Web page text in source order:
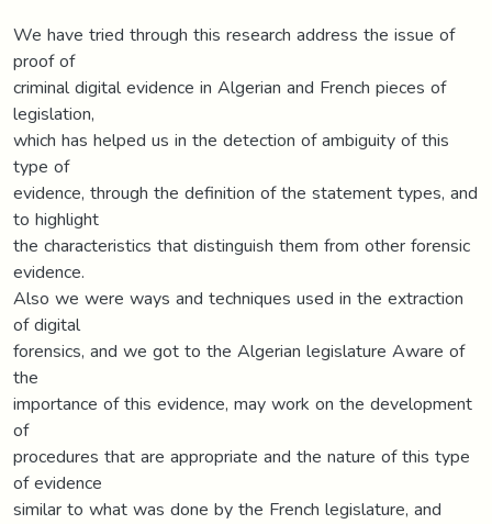
We have tried through this research address the issue of
proof of
criminal digital evidence in Algerian and French pieces of
legislation,
which has helped us in the detection of ambiguity of this
type of
evidence, through the definition of the statement types, and
to highlight
the characteristics that distinguish them from other forensic
evidence.
Also we were ways and techniques used in the extraction
of digital
forensics, and we got to the Algerian legislature Aware of
the
importance of this evidence, may work on the development
of
procedures that are appropriate and the nature of this type
of evidence
similar to what was done by the French legislature, and